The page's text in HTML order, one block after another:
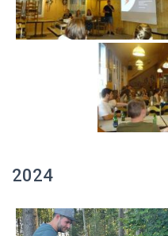
2024